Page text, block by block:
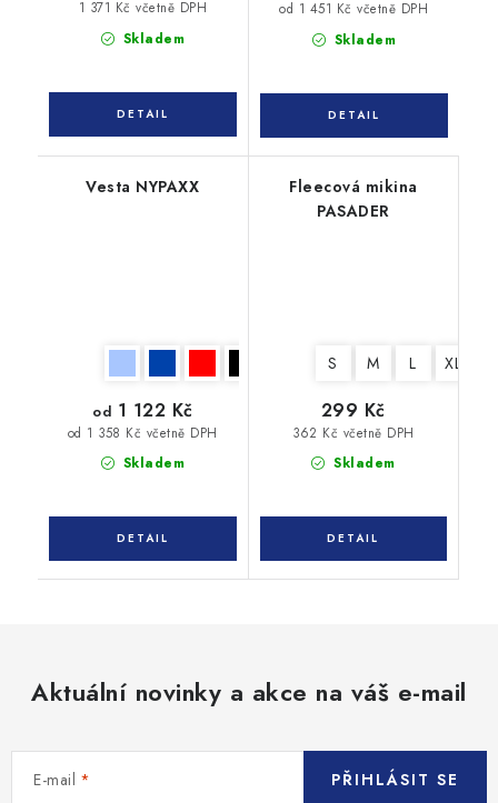
Skladem
1 371 Kč včetně DPH
Skladem
od 1 451 Kč včetně DPH
Vesta NYPAXX
Skladem
od 1 358 Kč včetně DPH
od 1 122 Kč
Fleecová mikina
PASADER
S M L XL
Skladem
362 Kč včetně DPH
299 Kč
Aktuální novinky a akce na váš e-mail
E-mail PŘIHLÁSIT SE